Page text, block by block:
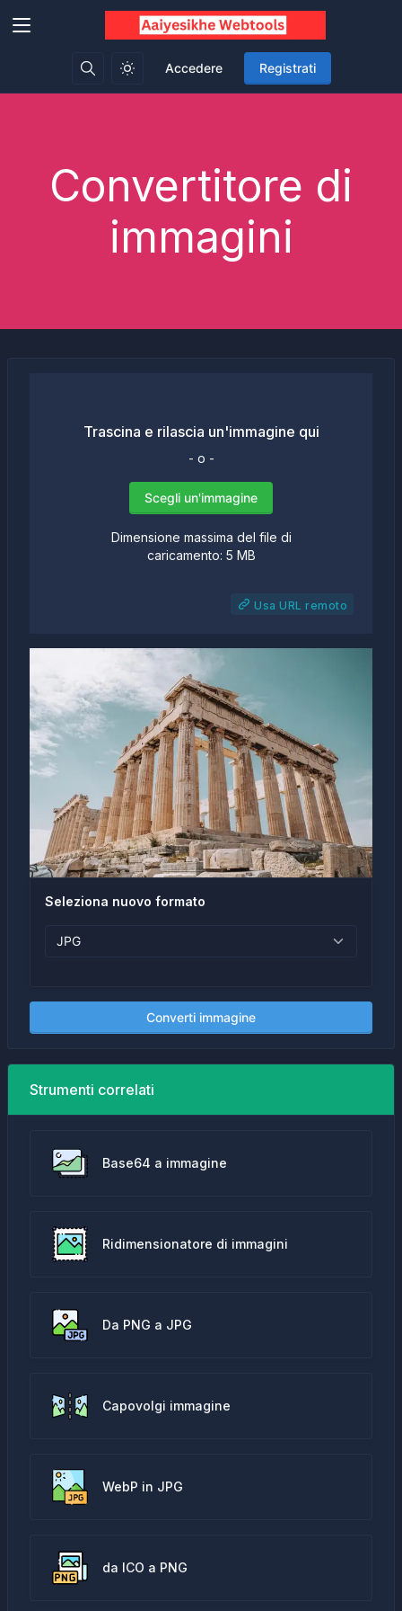
Accedere Registrati
Convertitore di
immagini
Trascina e rilascia un'immagine qui
- o -
Scegli un'immagine
Dimensione massima del file di
caricamento: 5 MB
Usa URL remoto
Seleziona nuovo formato
Converti immagine
Strumenti correlati
Base64 a immagine
Ridimensionatore di immagini
Da PNG a JPG
Capovolgi immagine
WebP in JPG
da ICO a PNG